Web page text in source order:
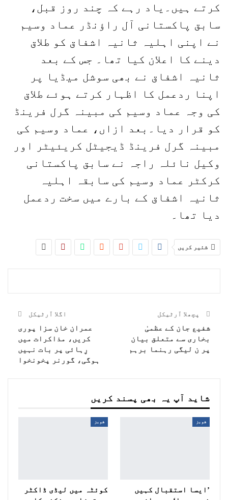
کرتے ہیں۔یاد رہے کہ چند روز قبل،
سابق پاکستانی آل راؤنڈر عماد وسیم
نے اپنی اہلیہ ثانیہ اشفاق کو طلاق
دینے کا اعلان کیا تھا۔ جس کے بعد
ثانیہ اشفاق نے بھی سوشل میڈیا پر
اپنا ردعمل کا اظہار کرتے ہوئے طلاق
کی وجہ عماد وسیم کی مبینہ گرل فرینڈ
کو قرار دیا۔بعد ازاں، عماد وسیم کی
مبینہ گرل فرینڈ ڈیجیٹل کریئیٹر اور
وکیل نائلہ راجہ نے سابق پاکستانی
کرکٹر عماد وسیم کی سابقہ اہلیہ
ثانیہ اشفاق کے بارے میں سخت ردعمل
دیا تھا۔
شئیر کریں
پچھلا آرٹیکل
شفیع جان کے عظمیٰ
بخاری سے متعلق بیان
پر ن لیگی رہنما برہم
اگلا آرٹیکل
عمران خان سزا پوری
کریں، مذاکرات میں
رِہائی پر بات نہیں
ہوگی، گورنر پخونخوا
شاید آپ یہ بھی پسند کریں
شوبز
’ایسا استقبال کہیں
شوبز
کوئٹہ میں لیڈی ڈاکٹر